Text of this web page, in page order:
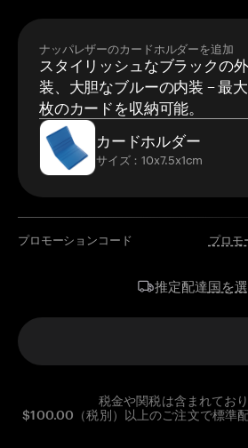
ナッパレザーのカードホルダーを追加
スタイリッシュなブラックの外
装、大胆なブルーの内装 – 最
枚のカードを収納可能。
カードホルダー
サイズ：10x7.5x1cm
プロモーションコード プロモ
推定配達国を
税金や関税は含まれており
$100.00（税別）以上のご注文で標準